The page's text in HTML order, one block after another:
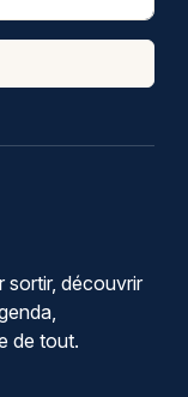
sortir, découvrir
de tout.